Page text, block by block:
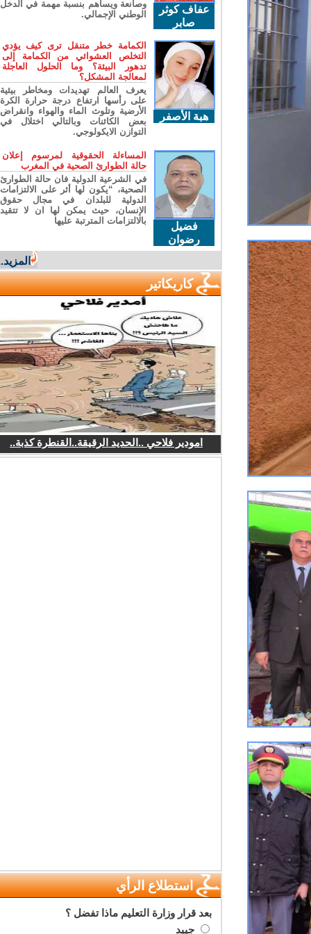
عفاف كوثر
صابر
وصانعة ويساهم بنسبة مهمة في الدخل
الوطني الإجمالي.
هبة الأصفر
الكمامة خطر متنقل ترى كيف يؤدي
التخلص العشوائي من الكمامة إلى
تدهور البيئة؟ وما الحلول العاجلة
لمعالجة المشكل؟
يعرف العالم تهديدات ومخاطر بيئية
على رأسها ارتفاع درجة حرارة الكرة
الأرضية وتلوث الماء والهواء وانقراض
بعض الكائنات وبالتالي اختلال في
التوازن الايكولوجي.
فضيل
رضوان
المساءلة الحقوقية لمرسوم إعلان
حالة الطوارئ الصحية في المغرب
في الشرعية الدولية فان حالة الطوارئ
الصحية، “يكون لها أثر على الالتزامات
الدولية للبلدان في مجال حقوق
الإنسان، حيث يمكن لها ان لا تتقيد
بالالتزامات المترتبة عليها
المزيد...
كاريكاتير
امودير فلاحي ..الحديد الرقيقة..القنطرة كذبة..
استطلاع الرأي
بعد قرار وزارة التعليم ماذا تفضل ؟
جييد